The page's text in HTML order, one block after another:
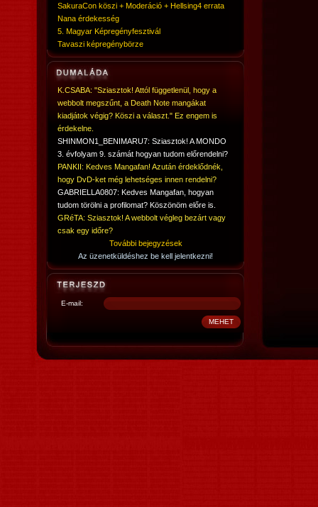
SakuraCon köszi + Moderáció + Hellsing4 errata
Nana érdekesség
5. Magyar Képregényfesztivál
Tavaszi képregénybörze
K.CSABA: "Sziasztok! Attól függetlenül, hogy a
webbolt megszűnt, a Death Note mangákat
kiadjátok végig? Köszi a választ." Ez engem is
érdekelne.
SHINMON1_BENIMARU7: Sziasztok! A MONDO
3. évfolyam 9. számát hogyan tudom előrendelni?
PANKII: Kedves Mangafan! Azután érdeklődnék,
hogy DvD-ket még lehetséges innen rendelni?
GABRIELLA0807: Kedves Mangafan, hogyan
tudom törölni a profilomat? Köszönöm előre is.
GRéTA: Sziasztok! A webbolt végleg bezárt vagy
csak egy időre?
További bejegyzések
Az üzenetküldéshez be kell jelentkezni!
E-mail: